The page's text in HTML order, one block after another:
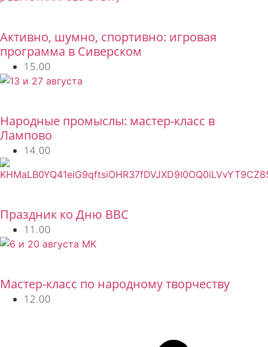
Активно, шумно, спортивно: игровая
программа в Сиверском
15.00
Народные промыслы: мастер-класс в
Лампово
14.00
Праздник ко Дню ВВС
11.00
Мастер-класс по народному творчеству
12.00